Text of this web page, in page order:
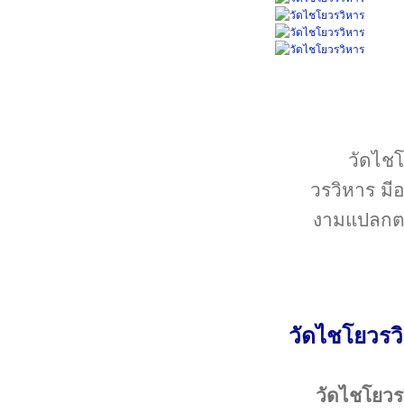
วัดไช
วรวิหาร มี
งามแปลก
วัดไชโยวร
วัดไชโยว